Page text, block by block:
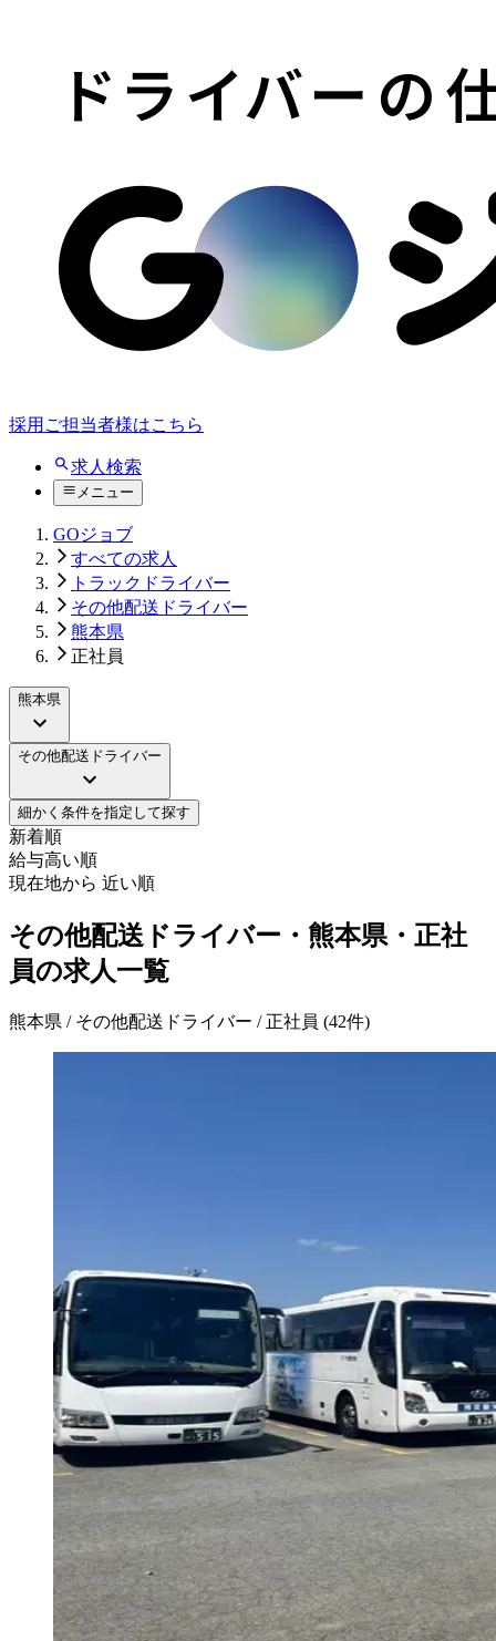
採用ご担当者様はこちら
求人検索
メニュー
GOジョブ
すべての求人
トラックドライバー
その他配送ドライバー
熊本県
正社員
熊本県
その他配送ドライバー
細かく条件を指定して探す
新着順
給与高い順
現在地から 近い順
その他配送ドライバー・熊本県・正社
員の求人一覧
熊本県 / その他配送ドライバー / 正社員 (42件)